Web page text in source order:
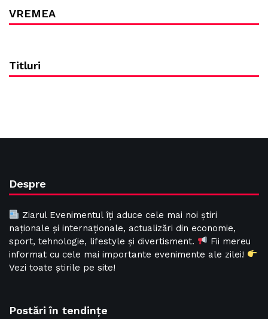
VREMEA
Titluri
Despre
Ziarul Evenimentul îți aduce cele mai noi știri
naționale și internaționale, actualizări din economie,
sport, tehnologie, lifestyle și divertisment.
Fii mereu
informat cu cele mai importante evenimente ale zilei!
Vezi toate știrile pe site!
Postări în tendințe